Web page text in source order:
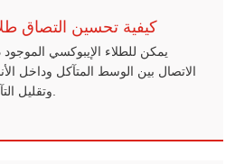
كيفية تحسين التصاق
يمكن للطلاء الإيبوكسي
الاتصال بين الوسط المتآكل وداخل